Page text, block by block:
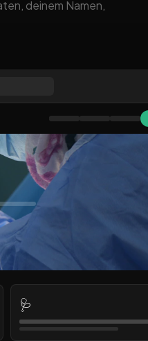
deinem Namen,
🩺